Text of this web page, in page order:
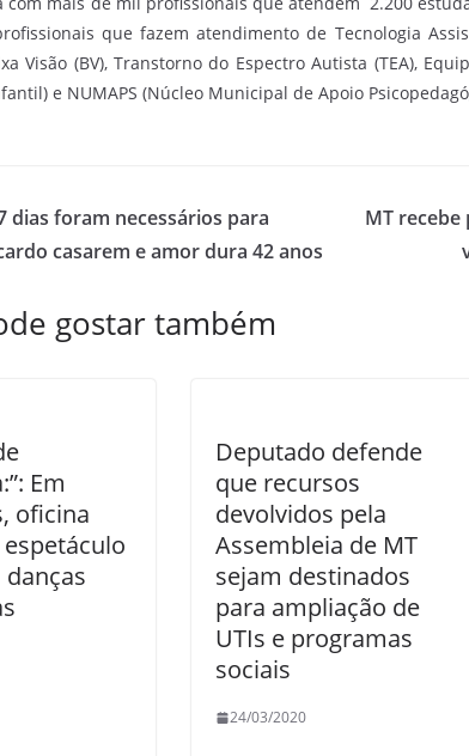
que fazem atendimento de Tecnologia
Visão (BV), Transtorno do Espectro Autista (TEA),
e NUMAPS (Núcleo Municipal de Apoio
dias foram necessários para
casarem e amor dura 42 anos
MT
gostar também
Em
oficina
Deputado defende
que recursos
devolvidos pela
Assembleia de MT
sejam destinados
para ampliação de
UTIs e programas
sociais
24/03/2020